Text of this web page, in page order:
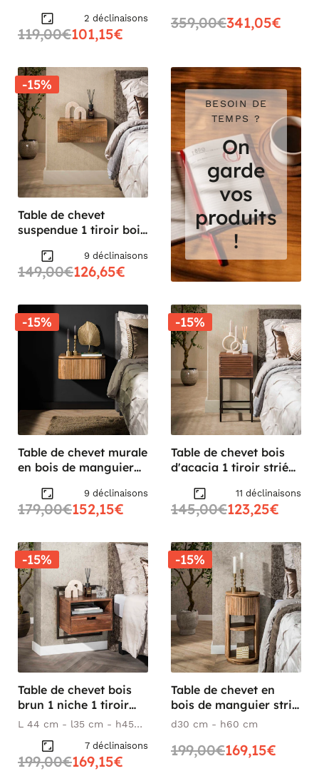
MELBOURNE2 déclinaisons
119,00€101,15€
359,00€341,05€
-15%
Table de chevet
suspendue 1 tiroir bois
9 déclinaisons
149,00€126,65€
BESOIN DE
TEMPS ?
On
garde
vos
produits
!
-15%
Table de chevet murale
en bois de manguier
DELHI
9 déclinaisons
179,00€152,15€
-15%
Table de chevet bois
d'acacia 1 tiroir strié
11 déclinaisons
145,00€123,25€
-15%
Table de chevet bois
brun 1 niche 1 tiroir
NAKO
L 44 cm - l35 cm - h45
7 déclinaisons
199,00€169,15€
-15%
Table de chevet en
bois de manguier strié,
1 tiroir CREEK
d30 cm - h60 cm
199,00€169,15€